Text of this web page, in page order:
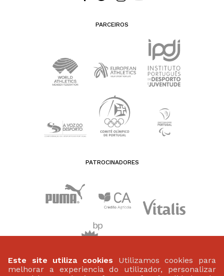
PARCEIROS
PATROCINADORES
Este site utiliza cookies Utilizamos cookies para
melhorar a experiencia do utilizador, personalizar